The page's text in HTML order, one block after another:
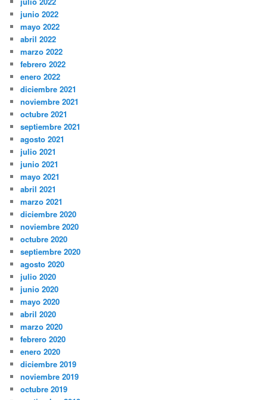
junio 2022
mayo 2022
abril 2022
marzo 2022
febrero 2022
enero 2022
diciembre 2021
noviembre 2021
octubre 2021
septiembre 2021
agosto 2021
julio 2021
junio 2021
mayo 2021
abril 2021
marzo 2021
diciembre 2020
noviembre 2020
octubre 2020
septiembre 2020
agosto 2020
julio 2020
junio 2020
mayo 2020
abril 2020
marzo 2020
febrero 2020
enero 2020
diciembre 2019
noviembre 2019
octubre 2019